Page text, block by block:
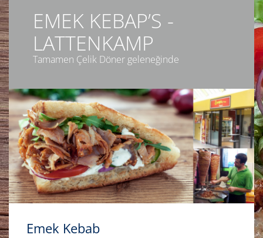
EMEK KEBAP’S -
LATTENKAMP
Tamamen Çelik Döner geleneğinde
Emek Kebab